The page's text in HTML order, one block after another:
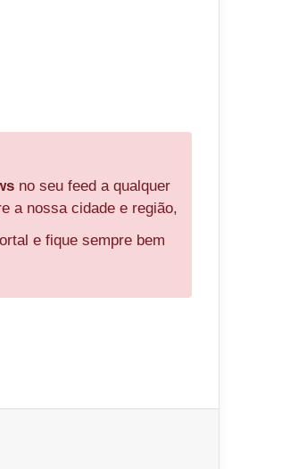
no seu feed a qualquer
a nossa cidade e região,
e fique sempre bem